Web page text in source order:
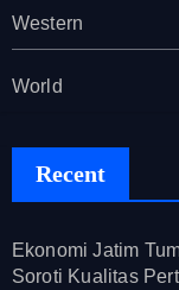
Western
World
Recent
Ekonomi Jatim
Soroti Kualitas